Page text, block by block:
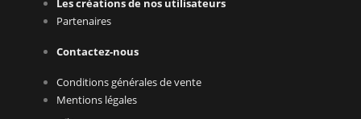
Partenaires
Contactez-nous
Conditions générales de vente
Mentions légales